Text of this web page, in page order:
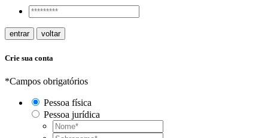
entrar voltar
Crie sua conta
*Campos obrigatórios
Pessoa física
Pessoa jurídica